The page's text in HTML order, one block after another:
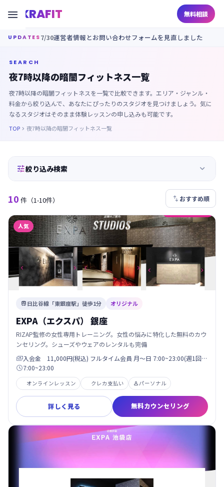
KRAFIT 無料相談

UPDATES 7/30運営者情報とお問い合わせフォームを見直しました
SEARCH
夜7時以降の暗闇フィットネス一覧
夜7時以降の暗闇フィットネスを一覧で比較できます。エリア・ジャンル・
料金から絞り込んで、あなたにぴったりのスタジオを見つけましょう。気に
なるスタジオはそのまま体験レッスンの申し込みも可能です。
TOP  夜7時以降の暗闇フィットネス一覧
絞り込み検索 
10 件 （1-10件）  おすすめ順
人気
 日比谷線「東銀座駅」徒歩1分 オリジナル
EXPA（エクスパ） 銀座
RIZAP監修の女性専用トレーニング。女性の悩みに特化した無料のカウ
ンセリング。シューズやウェアのレンタルも完備
入会金 11,000円(税込) フルタイム会員 月〜日 7:00~23:00(週1回…
7:00~23:00
オンラインレッスン クレカ支払い パーソナル
詳しく見る 無料カウンセリング